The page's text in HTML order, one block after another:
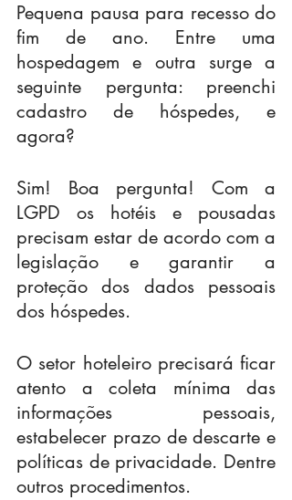
Pequena pausa para recesso do
fim de ano. Entre uma
hospedagem e outra surge a
seguinte pergunta: preenchi
cadastro de hóspedes, e
agora?
Sim! Boa pergunta! Com a
LGPD os hotéis e pousadas
precisam estar de acordo com a
legislação e garantir a
proteção dos dados pessoais
dos hóspedes.
O setor hoteleiro precisará ficar
atento a coleta mínima das
informações pessoais,
estabelecer prazo de descarte e
políticas de privacidade. Dentre
outros procedimentos.